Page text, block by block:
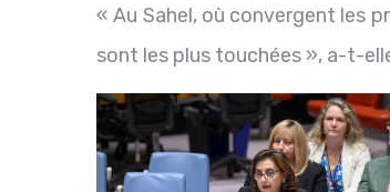
« Au Sahel, où convergent les
sont les plus touchées », a-t-